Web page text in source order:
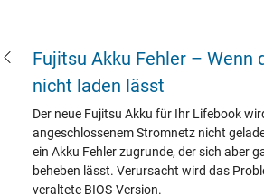
Fujitsu Akku Fehler – Wenn
nicht laden lässt
Der neue Fujitsu Akku für Ihr Lifebook
angeschlossenem Stromnetz nicht
ein Akku Fehler zugrunde, der sich aber
beheben lässt. Verursacht wird das
veraltete BIOS-Version.